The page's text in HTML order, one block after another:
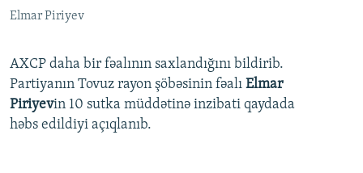
Elmar Piriyev
AXCP daha bir fəalının saxlandığını bildirib.
Partiyanın Tovuz rayon şöbəsinin fəalı Elmar
Piriyevin 10 sutka müddətinə inzibati qaydada
həbs edildiyi açıqlanıb.